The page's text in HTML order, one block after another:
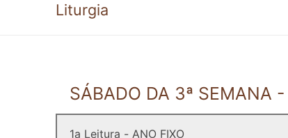
Liturgia
SÁBADO DA 3ª SEMANA
1a Leitura - ANO FIXO